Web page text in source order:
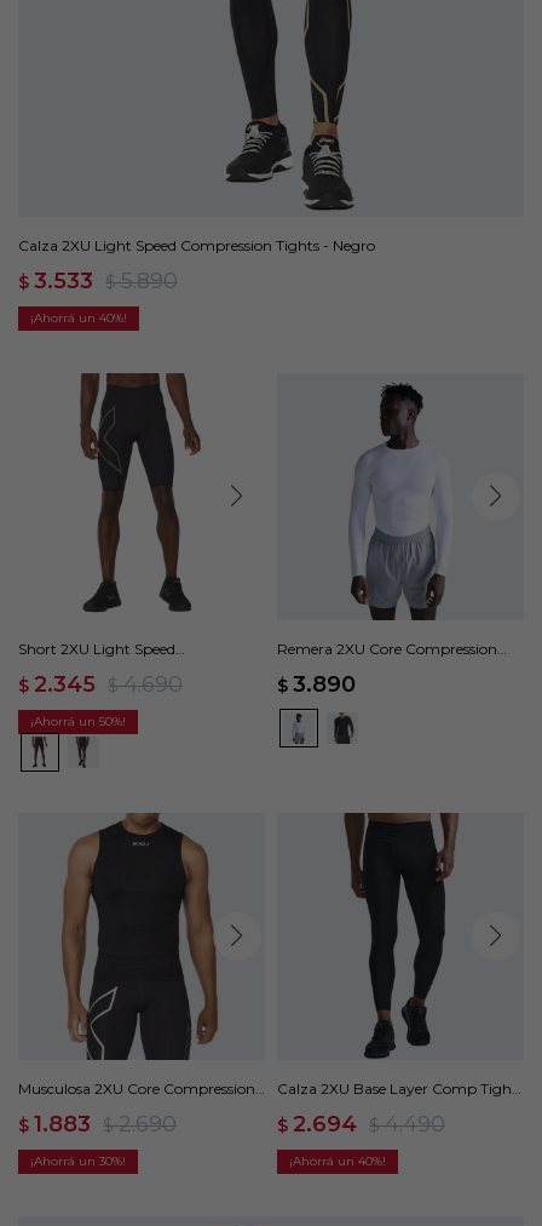
Calza 2XU Light Speed Compression Tights - Negro
$ 3.533 $ 5.890
40
Short 2XU Light Speed
$ 2.345 $ 4.690
50
Remera 2XU Core Compression
$ 3.890
Musculosa 2XU Core Compression
$ 1.883 $ 2.690
30
Calza 2XU Base Layer Comp Tights
$ 2.694 $ 4.490
40